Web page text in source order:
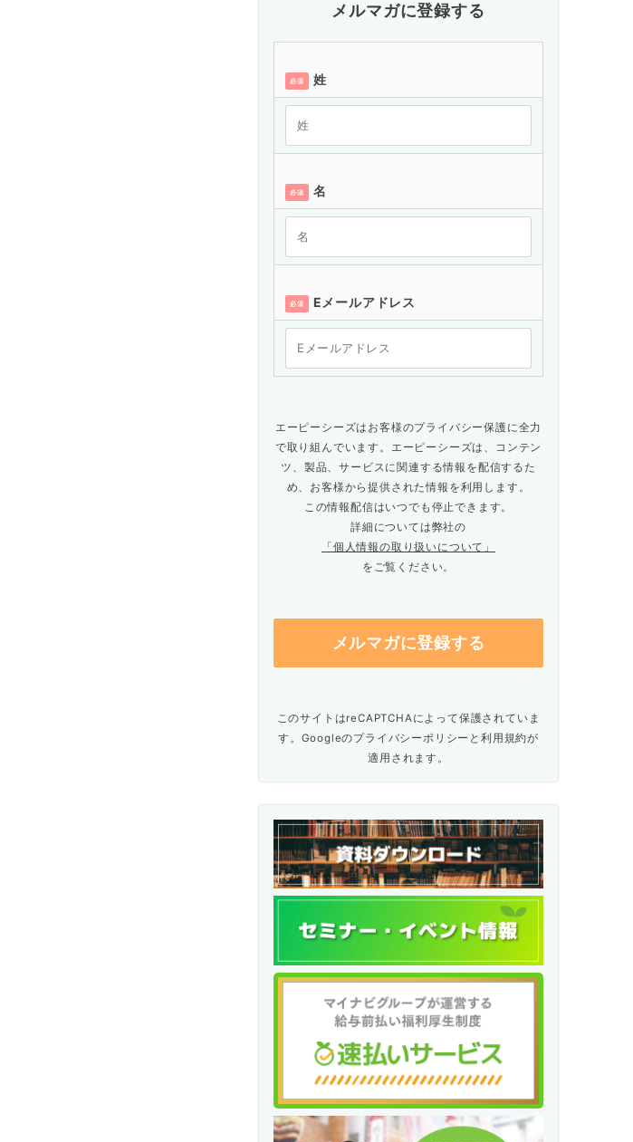
メルマガに登録する
必須 姓
必須 名
必須 Eメールアドレス
エーピーシーズはお客様のプライバシー保護に全力
で取り組んでいます。エーピーシーズは、コンテン
ツ、製品、サービスに関連する情報を配信するた
め、お客様から提供された情報を利用します。
この情報配信はいつでも停止できます。
詳細については弊社の
「個人情報の取り扱いについて」
をご覧ください。
このサイトはreCAPTCHAによって保護されていま
す。Googleのプライバシーポリシー と 利用規約が
適用されます。